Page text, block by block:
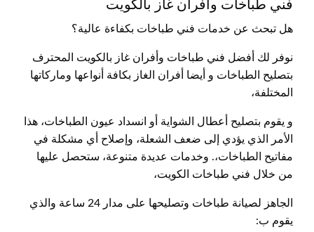
فني طباخات وأفران غاز بالكويت
هل تبحث عن خدمات فني طباخات بكفاءة عالية؟
نوفر لك أفضل فني طباخات وأفران غاز بالكويت المحترف
بتصليح الطباخات و أيضا أفران الغاز بكافة أنواعها وماركاتها
المختلفة،
و يقوم بتصليح أعطال الشواية أو انسداد عيون الطباخات، هذا
الأمر الذي يؤدي إلى ضعف الشعلة، وإصلاح أي مشكلة في
مفاتيح الطباخات،. وخدمات عديدة متنوعة، ستحصل عليها
من خلال فني طباخات الكويت،
الجاهز لصيانة طباخات وتصليحها على مدار 24 ساعة والذي
يقوم ب: